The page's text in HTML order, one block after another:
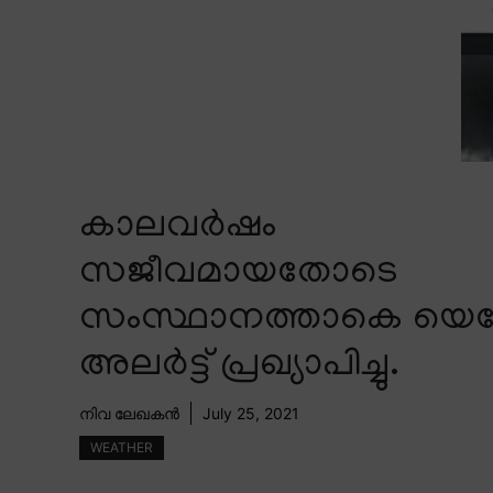
കാലവർഷം
സജീവമായതോടെ
സംസ്ഥാനത്താകെ
അലർട്ട് പ്രഖ്യാപിച്ചു.
നിവ ലേഖകൻ July 25, 2021
WEATHER